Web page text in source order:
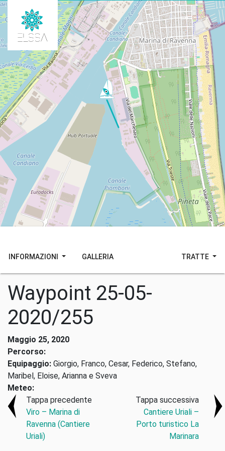
INFORMAZIONI GALLERIA TRATTE
Waypoint 25-05-
2020/255
Maggio 25, 2020
Percorso:
Equipaggio: Giorgio, Franco, Cesar, Federico, Stefano,
Maribel, Eloise, Arianna e Sveva
Meteo:
Tappa precedente
Viro – Marina di
Ravenna (Cantiere
Uriali)
Tappa successiva
Cantiere Uriali –
Porto turistico La
Marinara